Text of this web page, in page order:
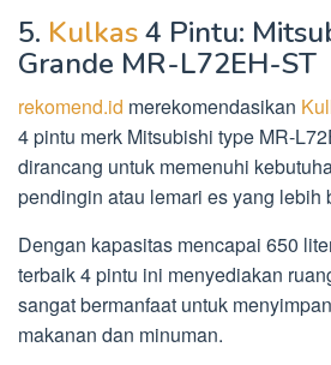
5. Kulkas4 Pintu:
Grande MR-L72EH-ST
rekomend.id merekomendasikan
4 pintu merk Mitsubishi type MR-
dirancang untuk memenuhi
pendingin atau lemari es yang lebih
Dengan kapasitas mencapai 650
terbaik 4 pintu ini menyediakan
sangat bermanfaat untuk
makanan dan minuman.